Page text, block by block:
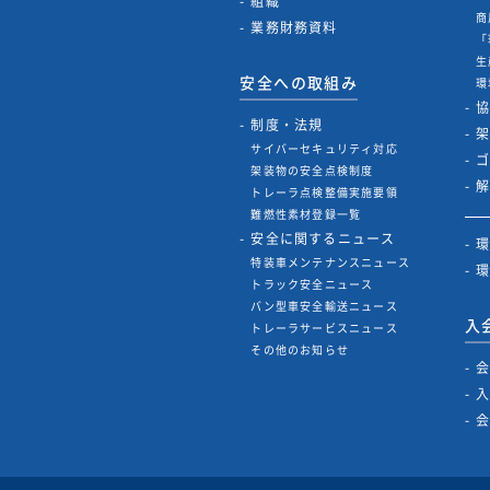
業務財務資料
安全への取組み
制度・法規
サイバーセキュリティ対応
架装物の安全点検制度
トレーラ点検整備実施要領
難燃性素材登録一覧
安全に関するニュース
特装車メンテナンスニュース
トラック安全ニュース
バン型車安全輸送ニュース
トレーラサービスニュース
その他のお知らせ
入